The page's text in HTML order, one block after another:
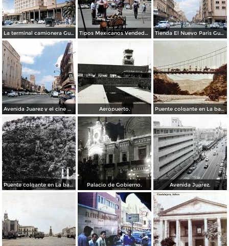
La terminal camionera Guadalajara, Jalisco 1961 Tipos Mexicanos Vendedor de cocos junto a La terminal camionera Guadalajara, Jalisco 1961 Tienda El Nuevo Paris Guadalajara, Jalisco 1961
Avenida Juarez y el cine Variedades Guadalajara, Jalisco 1961 Aeropuerto. Puente colgante en La barranca de Oblatos.
Puente colgante en La barranca de Oblatos. Palacio de Gobierno. Avenida Juarez.